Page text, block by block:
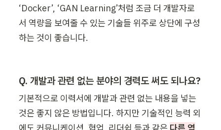
‘Docker’, ‘GAN Learning’처럼 조금 더 개발자로
서 역량을 보여줄 수 있는 기술들 위주로 상단에 구성
하는 것이 좋습니다.
Q. 개발과 관련 없는 분야의 경력도 써도 되나요?
기본적으로 이력서에 개발과 관련 없는 내용을 넣는
것은 좋지 않은 방법입니다. 하지만 기술적인 능력 외